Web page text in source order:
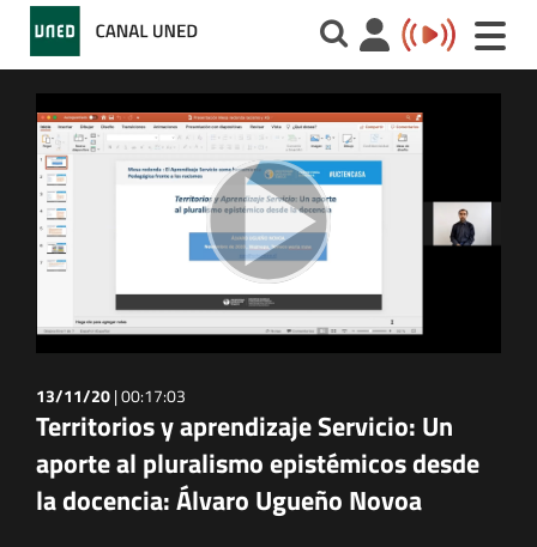
Toggle
13/11/20|00:17:03
Territorios y aprendizaje Servicio: Un
aporte al pluralismo epistémicos desde
la docencia: Álvaro Ugueño Novoa